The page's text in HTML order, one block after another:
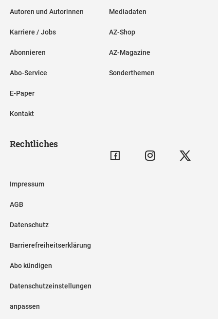
Autoren und Autorinnen
Karriere / Jobs
Abonnieren
Abo-Service
E-Paper
Kontakt
Mediadaten
AZ-Shop
AZ-Magazine
Sonderthemen
Rechtliches
Impressum
AGB
Datenschutz
Barrierefreiheitserklärung
Abo kündigen
Datenschutzeinstellungen
anpassen